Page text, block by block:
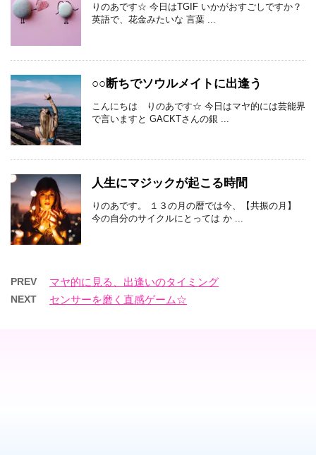
りのあです☆ 今日はTGIF いかがおすごしですか？
英語で、花金みたいな 言葉 ...
○○断ちでソウルメイトに出逢う
こんにちは りのあです☆ 今日はマヤ的には芸能界
で言いますと GACKTさんの銀 ...
人生にマジックが起こる時間
りのあです。 １３の月の暦では今、【共振の月】
今の自分のサイクルにとっては か ...
PREV マヤ的に見る、出逢いのタイミング
NEXT センサーを磨く直感ゲーム☆